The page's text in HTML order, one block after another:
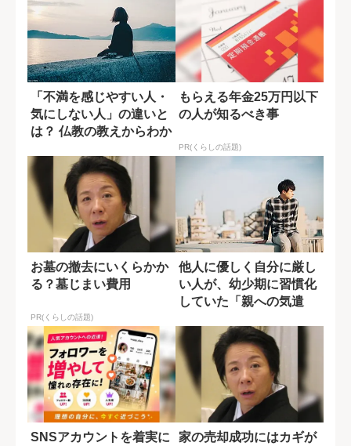
「不満を感じやすい人・
気にしない人」の違いと
は？ 仏教の教えからわか
もらえる年金25万円以下
の人が知るべき事
PR(くらしの話題)
お墓の撤去にいくらかか
る？墓じまい費用
PR(くらしの話題)
他人に優しく自分に厳し
い人が、幼少期に習慣化
していた「親への気遣
SNSアカウントを着実に
家の売却成功にはカギが